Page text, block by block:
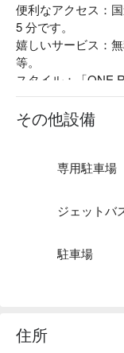
便利なアクセス：
5 分です。
嬉しいサービス：
等。
スタイル：「ONE
画のワンシーンが
ロマンチックなヨ
の洞窟など様々な
その他設備
専用駐車場
ジェットバ
駐車場
住所